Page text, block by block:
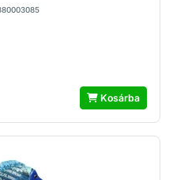
Kosárba